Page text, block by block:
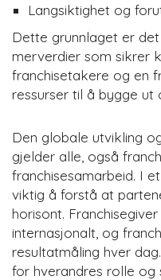
Langsiktighet og
Dette grunnlaget er
merverdier som sikrer
franchisetakere og en
ressurser til å bygge
Den globale utvikling
gjelder alle, også
franchisesamarbeid. I
viktig å forstå at
horisont.
internasjonalt, og
resultatmåling hver
for hverandres rolle og